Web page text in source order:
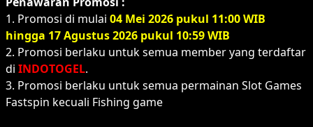
1. Promosi di mulai 04 Mei 2026 pukul 11:00 WIB
hingga 17 Agustus 2026 pukul 10:59 WIB
2. Promosi berlaku untuk semua member yang terdaftar
di INDOTOGEL.
3. Promosi berlaku untuk semua permainan Slot Games
Fastspin kecuali Fishing game